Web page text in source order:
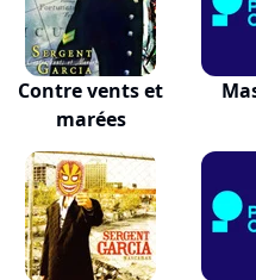
Contre vents et
marées